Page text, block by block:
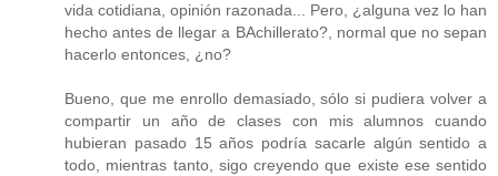
vida cotidiana, opinión razonada... Pero, ¿alguna vez lo han
hecho antes de llegar a BAchillerato?, normal que no sepan
hacerlo entonces, ¿no?
Bueno, que me enrollo demasiado, sólo si pudiera volver a
compartir un año de clases con mis alumnos cuando
hubieran pasado 15 años podría sacarle algún sentido a
todo, mientras tanto, sigo creyendo que existe ese sentido